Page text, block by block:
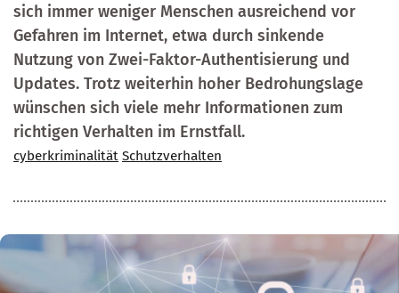
sich immer weniger Menschen ausreichend vor
Gefahren im Internet, etwa durch sinkende
Nutzung von Zwei-Faktor-Authentisierung und
Updates. Trotz weiterhin hoher Bedrohungslage
wünschen sich viele mehr Informationen zum
richtigen Verhalten im Ernstfall.
cyberkriminalität Schutzverhalten